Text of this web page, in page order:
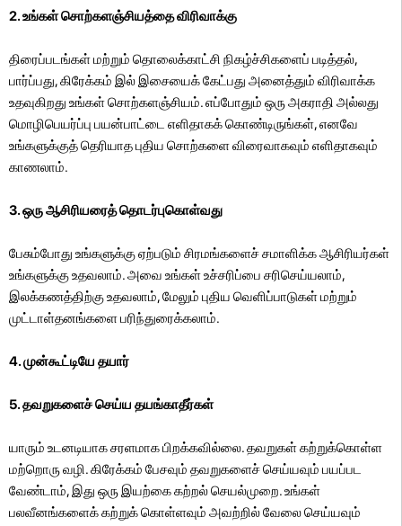
2. உங்கள் சொற்களஞ்சியத்தை விரிவாக்கு
திரைப்படங்கள் மற்றும் தொலைக்காட்சி நிகழ்ச்சிகளைப் படித்தல்,
பார்ப்பது, கிரேக்கம் இல் இசையைக் கேட்பது அனைத்தும் விரிவாக்க
உதவுகிறது உங்கள் சொற்களஞ்சியம். எப்போதும் ஒரு அகராதி அல்லது
மொழிபெயர்ப்பு பயன்பாட்டை எளிதாகக் கொண்டிருங்கள், எனவே
உங்களுக்குத் தெரியாத புதிய சொற்களை விரைவாகவும் எளிதாகவும்
காணலாம்.
3. ஒரு ஆசிரியரைத் தொடர்புகொள்வது
பேசும்போது உங்களுக்கு ஏற்படும் சிரமங்களைச் சமாளிக்க ஆசிரியர்கள்
உங்களுக்கு உதவலாம். அவை உங்கள் உச்சரிப்பை சரிசெய்யலாம்,
இலக்கணத்திற்கு உதவலாம், மேலும் புதிய வெளிப்பாடுகள் மற்றும்
முட்டாள்தனங்களை பரிந்துரைக்கலாம்.
4. முன்கூட்டியே தயார்
5. தவறுகளைச் செய்ய தயங்காதீர்கள்
யாரும் உடனடியாக சரளமாக பிறக்கவில்லை. தவறுகள் கற்றுக்கொள்ள
மற்றொரு வழி. கிரேக்கம் பேசவும் தவறுகளைச் செய்யவும் பயப்பட
வேண்டாம், இது ஒரு இயற்கை கற்றல் செயல்முறை. உங்கள்
பலவீனங்களைக் கற்றுக் கொள்ளவும் அவற்றில் வேலை செய்யவும்